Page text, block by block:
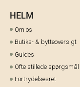
HELM
Om os
Butiks- & bytteoversigt
Guides
Ofte stillede spørgsmål
Fortrydelsesret